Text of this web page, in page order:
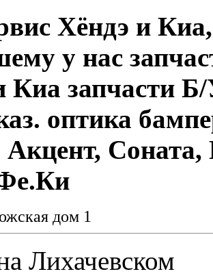
Хёндэ и
у нас
Киа запчасти
оптика
Акцент,
дом 1
Лихачевском